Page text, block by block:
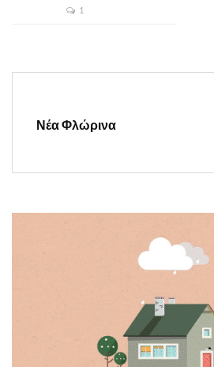
1
Νέα Φλώρινα